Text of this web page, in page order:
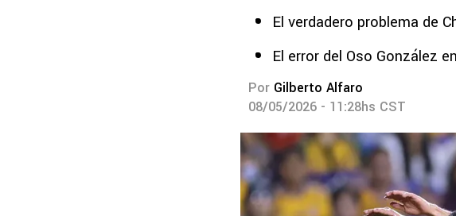
El verdadero problema de
El error del Oso González
Por Gilberto Alfaro
08/05/2026 - 11:28hs CST